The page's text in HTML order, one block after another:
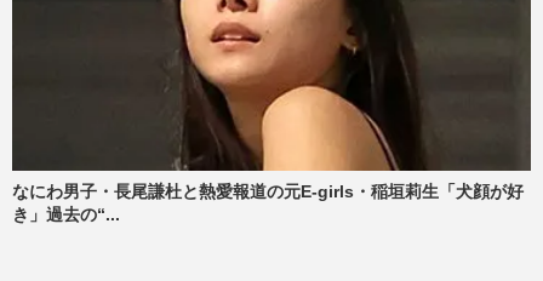
なにわ男子・長尾謙杜と熱愛報道の元E-girls・稲垣莉生「犬顔が好
き」過去の“...